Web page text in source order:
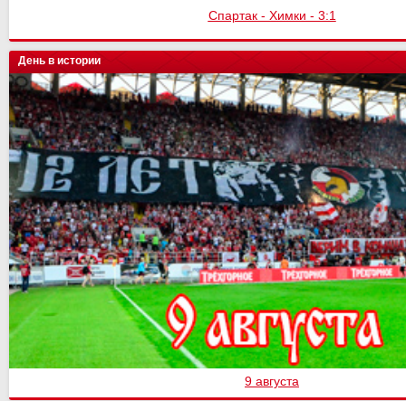
Спартак - Химки - 3:1
День в истории
9 августа